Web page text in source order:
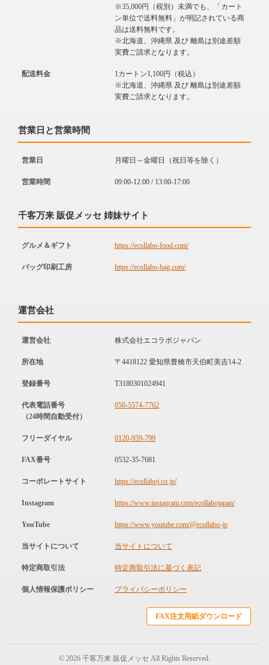
※35,000円（税別）未満でも、「カート
ン単位で送料無料」が明記されている商
品は送料無料です。
※北海道、沖縄県 及び 離島は別途差額
実費ご請求となります。
配送料金
1カートン1,100円（税込）
※北海道、沖縄県 及び 離島は別途差額
実費ご請求となります。
営業日と営業時間
営業日 月曜日～金曜日（祝日等を除く）
営業時間 09:00-12:00 / 13:00-17:00
千客万来 販促メッセ 姉妹サイト
グルメ＆ギフト https://ecollabo-food.com/
バッグ印刷工房 https://ecollabo-bag.com/
運営会社
運営会社 株式会社エコラボジャパン
所在地 〒4418122 愛知県豊橋市天伯町美吉14-2
登録番号 T3180301024941
代表電話番号
（24時間自動受付）
050-5574-7762
フリーダイヤル 0120-959-799
FAX番号 0532-35-7681
コーポレートサイト https://ecollaboj.co.jp/
Instagram https://www.instagram.com/ecollabojapan/
YouTube https://www.youtube.com/@ecollabo-jp
当サイトについて 当サイトについて
特定商取引法 特定商取引法に基づく表記
個人情報保護ポリシー プライバシーポリシー
FAX注文用紙ダウンロード
© 2026 千客万来 販促メッセ All Rights Reserved.